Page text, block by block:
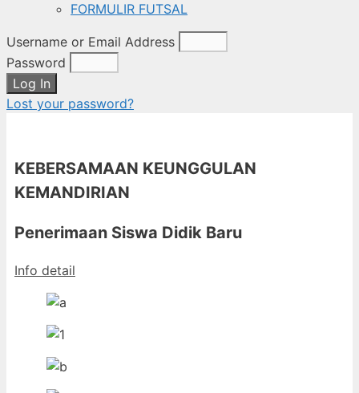
FORMULIR FUTSAL
Username or Email Address
Password
Log In
Lost your password?
KEBERSAMAAN KEUNGGULAN
KEMANDIRIAN
Penerimaan Siswa Didik Baru
Info detail